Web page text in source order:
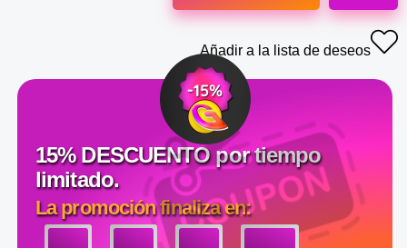
Añadir a la lista de deseos
15% DESCUENTO por tiempo
limitado.
La promoción finaliza en: